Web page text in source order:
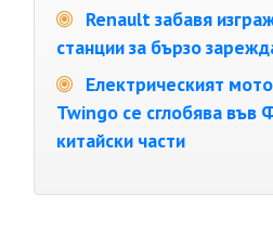
Renault забавя
станции за бързо
Електрическият
Twingo се сглобява във
китайски части